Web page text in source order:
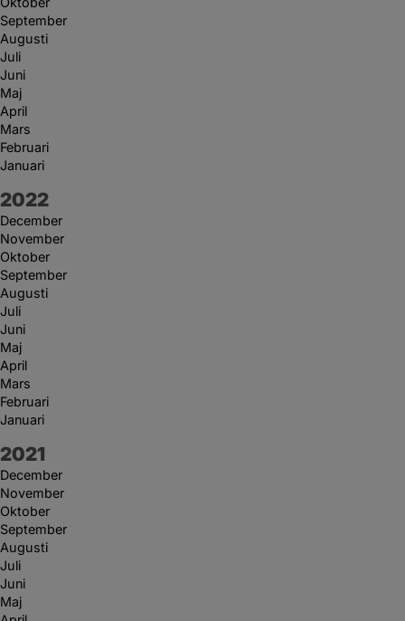
September
Augusti
Juli
Juni
Maj
April
Mars
Februari
Januari
År:
2022
December
November
Oktober
September
Augusti
Juli
Juni
Maj
April
Mars
Februari
Januari
År:
2021
December
November
Oktober
September
Augusti
Juli
Juni
Maj